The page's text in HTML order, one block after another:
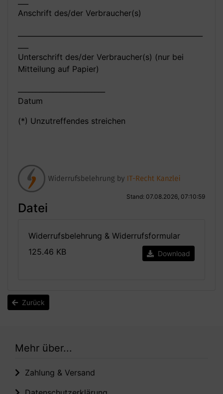
Anschrift des/der Verbraucher(s)
Unterschrift des/der Verbraucher(s) (nur bei
Mitteilung auf Papier)
Datum
(*) Unzutreffendes streichen
Stand: 07.08.2026, 07:10:59
Datei
Widerrufsbelehrung & Widerrufsformular
125.46 KB
Download
Zurück
Mehr über...
Zahlung & Versand